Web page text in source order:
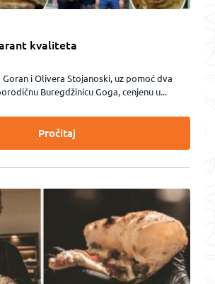
kvaliteta
Goran i Olivera Stojanoski, uz pomoć dva
Buregdžinicu Goga, cenjenu u...
Pročitaj